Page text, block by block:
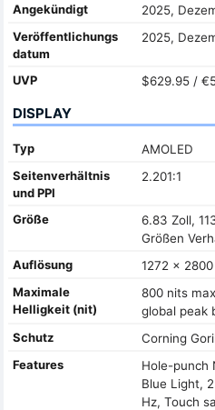
Angekündigt
2025,
Veröffentlichungs
datum
2025,
UVP $629.95 /
DISPLAY
Typ
AMOLED
Seitenverhältnis
und PPI
2.201:1
Größe 6.83 Zoll,
Größen
Auflösung
1272 x
Maximale
Helligkeit (nit)
800 nits
global peak
Schutz
Corning
Features
Hole-punch
Blue Light,
Hz, Touch